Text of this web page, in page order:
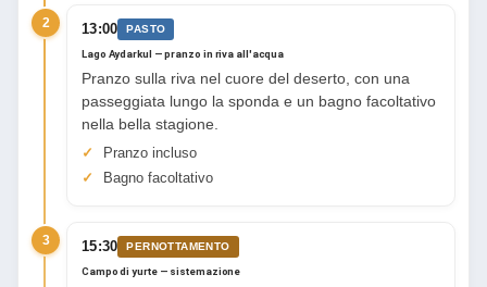
2 13:00 PASTO
Lago Aydarkul — pranzo in riva all'acqua
Pranzo sulla riva nel cuore del deserto, con una
passeggiata lungo la sponda e un bagno facoltativo
nella bella stagione.
Pranzo incluso
Bagno facoltativo
3 15:30 PERNOTTAMENTO
Campo di yurte — sistemazione